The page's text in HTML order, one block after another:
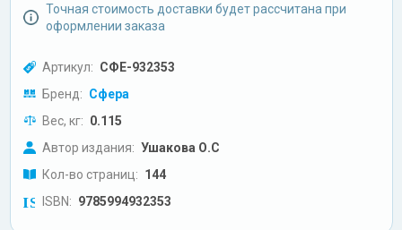
Точная стоимость доставки будет рассчитана при
оформлении заказа
Артикул: СФЕ-932353
Бренд: Сфера
Вес, кг: 0.115
Автор издания: Ушакова О.С
Кол-во страниц: 144
ISBN: 9785994932353